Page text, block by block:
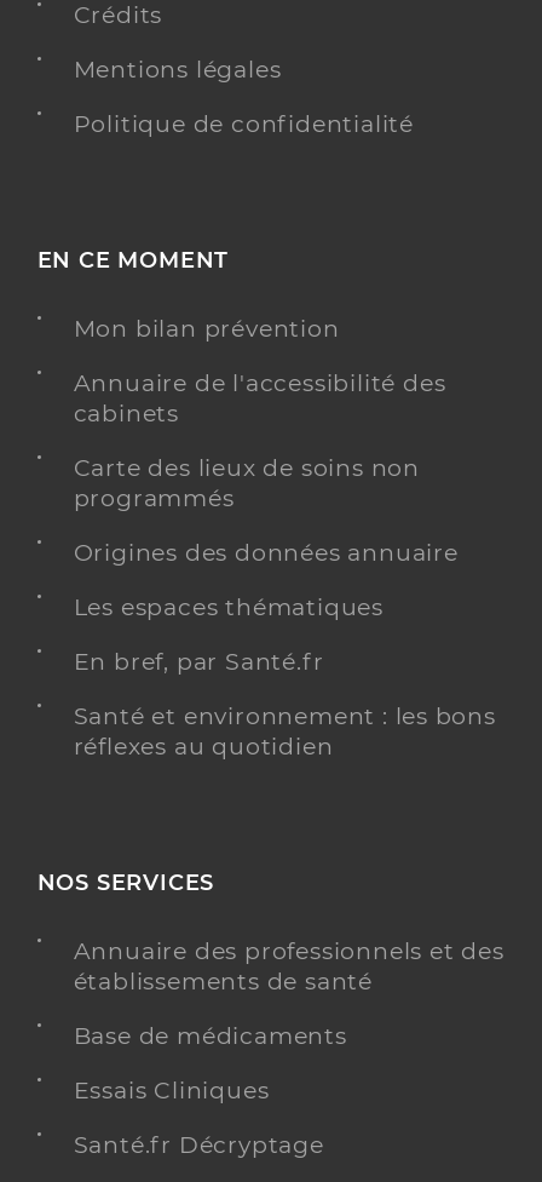
Crédits
Mentions légales
Politique de confidentialité
EN CE MOMENT
Mon bilan prévention
Annuaire de l'accessibilité des
cabinets
Carte des lieux de soins non
programmés
Origines des données annuaire
Les espaces thématiques
En bref, par Santé.fr
Santé et environnement : les bons
réflexes au quotidien
NOS SERVICES
Annuaire des professionnels et des
établissements de santé
Base de médicaments
Essais Cliniques
Santé.fr Décryptage